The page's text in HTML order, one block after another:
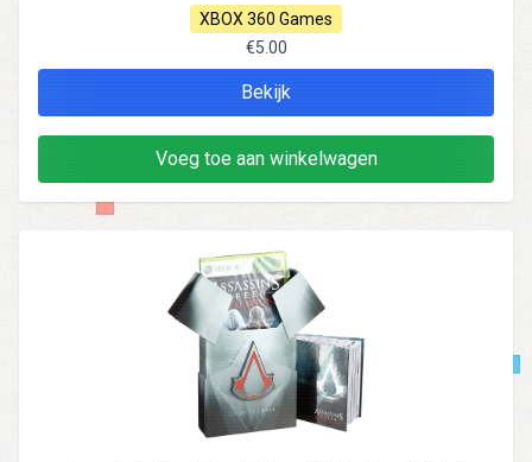
XBOX 360 Games
€5.00
Bekijk
Voeg toe aan winkelwagen